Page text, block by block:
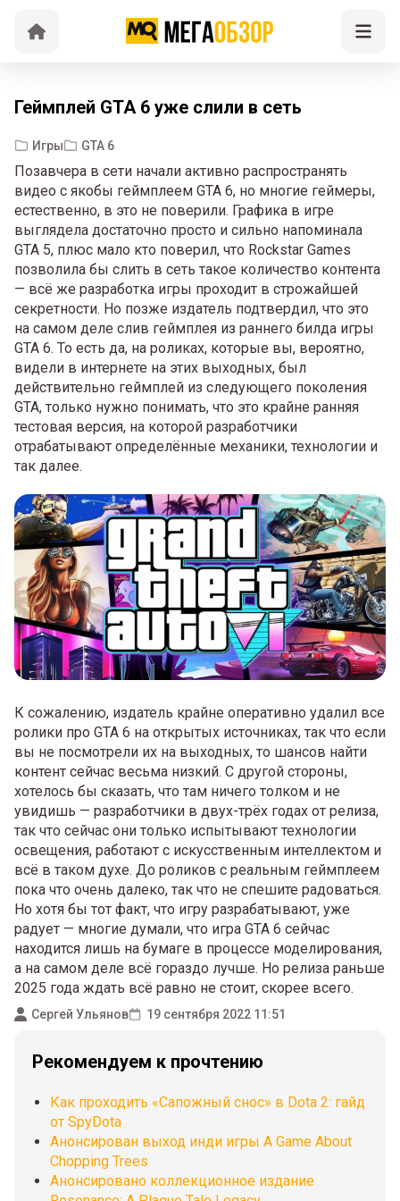
Геймплей GTA 6 уже слили в сеть
Игры GTA 6
Позавчера в сети начали активно распространять
видео с якобы геймплеем GTA 6, но многие геймеры,
естественно, в это не поверили. Графика в игре
выглядела достаточно просто и сильно напоминала
GTA 5, плюс мало кто поверил, что Rockstar Games
позволила бы слить в сеть такое количество контента
— всё же разработка игры проходит в строжайшей
секретности. Но позже издатель подтвердил, что это
на самом деле слив геймплея из раннего билда игры
GTA 6. То есть да, на роликах, которые вы, вероятно,
видели в интернете на этих выходных, был
действительно геймплей из следующего поколения
GTA, только нужно понимать, что это крайне ранняя
тестовая версия, на которой разработчики
отрабатывают определённые механики, технологии и
так далее.
К сожалению, издатель крайне оперативно удалил все
ролики про GTA 6 на открытых источниках, так что если
вы не посмотрели их на выходных, то шансов найти
контент сейчас весьма низкий. С другой стороны,
хотелось бы сказать, что там ничего толком и не
увидишь — разработчики в двух-трёх годах от релиза,
так что сейчас они только испытывают технологии
освещения, работают с искусственным интеллектом и
всё в таком духе. До роликов с реальным геймплеем
пока что очень далеко, так что не спешите радоваться.
Но хотя бы тот факт, что игру разрабатывают, уже
радует — многие думали, что игра GTA 6 сейчас
находится лишь на бумаге в процессе моделирования,
а на самом деле всё гораздо лучше. Но релиза раньше
2025 года ждать всё равно не стоит, скорее всего.
Сергей Ульянов 19 сентября 2022 11:51
Рекомендуем к прочтению
Как проходить «Сапожный снос» в Dota 2: гайд
от SpyDota
Анонсирован выход инди игры A Game About
Chopping Trees
Анонсировано коллекционное издание